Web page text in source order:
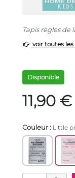
Tapis règles
voir toutes
Disponible
11,90 €
Couleur : Little